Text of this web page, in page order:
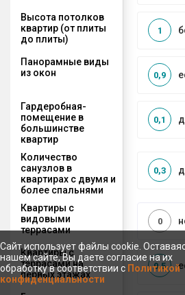
Высота потолков
квартир (от плиты
до плиты)
1
Панорамные виды
из окон
0,9
Гардеробная-
помещение в
большинстве
квартир
0,1
Количество
санузлов в
квартирах с двумя и
более спальнями
0,3
Квартиры с
видовыми
террасами
0
Квартиры с
террасами на
первых этажах
0,5
Сайт использует файлы cookie.
нашем сайте, Вы даете согласие на их
обработку в соответствии с Политикой
конфиденциальности